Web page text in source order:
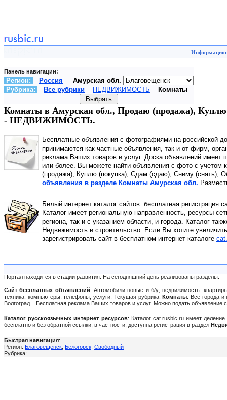
Панель навигации:
Регион: Россия
Амурская обл.
Рубрика:
Все рубрики НЕДВИЖИМОСТЬ Комнаты
Комнаты в Амурская обл., Продаю (продажа), Куплю
- НЕДВИЖИМОСТЬ.
Бесплатные объявления с фотографиями на российской
принимаются как частные объявления, так и от фирм,
реклама Ваших товаров и услуг. Доска объявлений
или более. Вы можете найти объявления с фото с учетом
(продажа), Куплю (покупка), Сдам (сдаю), Сниму (снять),
объявления в разделе Комнаты Амурская обл.
Белый интернет каталог сайтов: бесплатная регистрация
Каталог имеет региональную направленность, ресурсы
региона, так и с указанием области, и города. Каталог
Недвижимость и строительство. Если Вы хотите
зарегистрировать сайт в бесплатном интернет каталоге
Портал находится в стадии развития. На сегодняшний день реализованы разделы:
Сайт бесплатных объявлений: Автомобили новые и б/у; недвижимость:
техника; компьютеры; телефоны; услуги. Текущая рубрика:Комнаты . Все города
Волгоград... Бесплатная реклама Ваших товаров и услуг. Можно подать
Каталог русскоязычных интернет ресурсов: Каталог cat.rusbic.ru имеет
бесплатно и без обратной ссылки, в частности, доступна регистрация в раздел
Быстрая навигация:
Регион: Благовещенск Белогорск Свободный
Рубрика: